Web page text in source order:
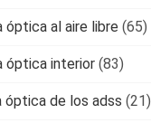
óptica al aire libre (65)
óptica interior (83)
óptica de los adss (21)